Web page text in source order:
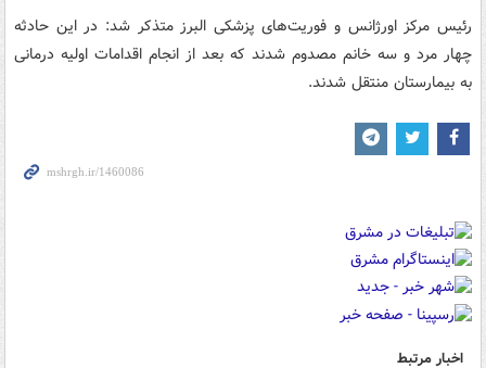
رئیس مرکز اورژانس و فوریت‌های پزشکی البرز متذکر شد: در این حادثه
چهار مرد و سه خانم مصدوم شدند که بعد از انجام اقدامات اولیه درمانی
به بیمارستان منتقل شدند.
اخبار مرتبط